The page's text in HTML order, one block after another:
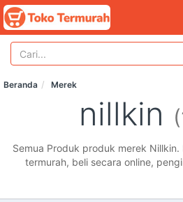
Beranda Merek
nillkin
Semua Produk produk merek
termurah, beli secara online,